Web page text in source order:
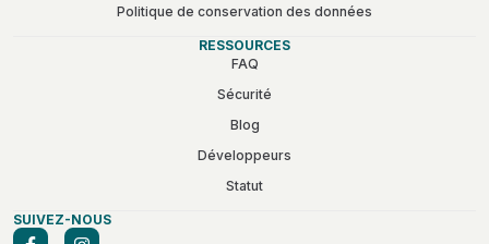
Politique de conservation des données
RESSOURCES
FAQ
Sécurité
Blog
Développeurs
Statut
SUIVEZ-NOUS